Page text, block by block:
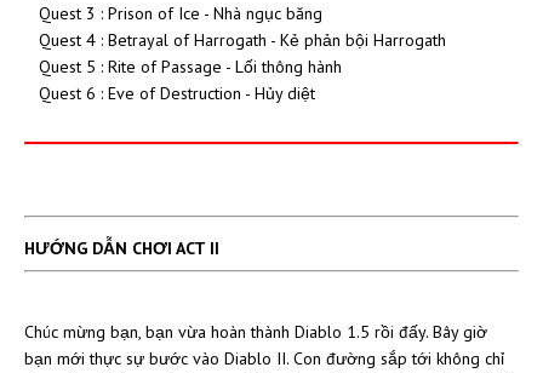
Quest 3 : Prison of Ice - Nhà ngục băng
Quest 4 : Betrayal of Harrogath - Kẻ phản bội Harrogath
Quest 5 : Rite of Passage - Lối thông hành
Quest 6 : Eve of Destruction - Hủy diệt
HƯỚNG DẪN CHƠI ACT II
Chúc mừng bạn, bạn vừa hoàn thành Diablo 1.5 rồi đấy. Bây giờ
bạn mới thực sự bước vào Diablo II. Con đường sắp tới không chỉ